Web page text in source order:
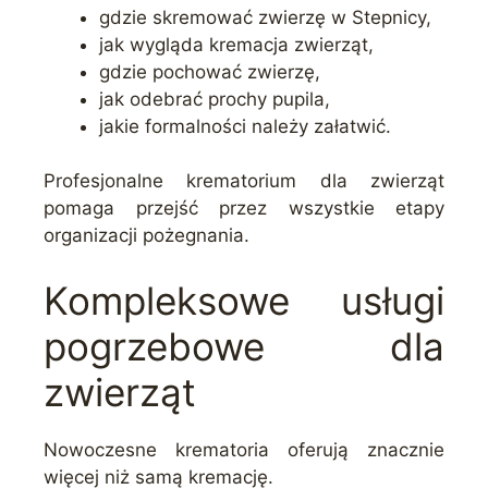
gdzie skremować zwierzę w Stepnicy,
jak wygląda kremacja zwierząt,
gdzie pochować zwierzę,
jak odebrać prochy pupila,
jakie formalności należy załatwić.
Profesjonalne krematorium dla zwierząt
pomaga przejść przez wszystkie etapy
organizacji pożegnania.
Kompleksowe usługi
pogrzebowe dla
zwierząt
Nowoczesne krematoria oferują znacznie
więcej niż samą kremację.